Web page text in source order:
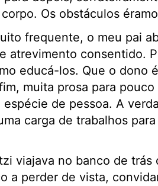
Os obstáculos
frequente, o meu pai
atrevimento consentido.
educá-los. Que o dono
muita prosa para
de pessoa. A
carga de trabalhos
viajava no banco de trás
a perder de vista,